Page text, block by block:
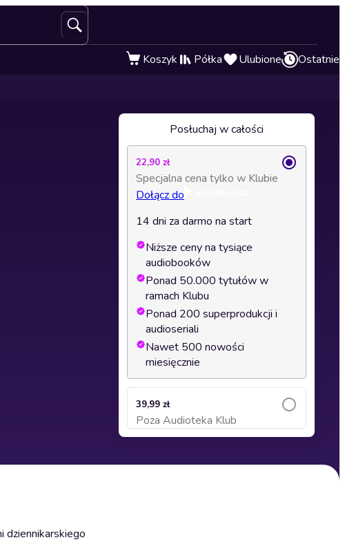
Koszyk Półka Ulubione Ostatnie
dziennikarskiego
Posłuchaj w całości
22,90 zł
Specjalna cena tylko w Klubie
Dołącz do
14 dni za darmo na start
Niższe ceny na tysiące
audiobooków
Ponad 50.000 tytułów w
ramach Klubu
Ponad 200 superprodukcji i
audioseriali
Nawet 500 nowości
miesięcznie
39,99 zł
Poza Audioteka Klub
Dodaj do koszyka